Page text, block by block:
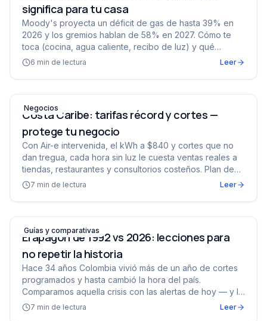
significa para tu casa
Moody's proyecta un déficit de gas de hasta 39% en
2026 y los gremios hablan de 58% en 2027. Cómo te
toca (cocina, agua caliente, recibo de luz) y qué
alternativas eléctricas existen.
6 min de lectura Leer
Costa Caribe: tarifas récord y cortes — protege tu
Negocios
Costa Caribe: tarifas récord y cortes —
protege tu negocio
Con Air-e intervenida, el kWh a $840 y cortes que no
dan tregua, cada hora sin luz le cuesta ventas reales a
tiendas, restaurantes y consultorios costeños. Plan de
defensa por tipo de negocio.
7 min de lectura Leer
El apagón de 1992 vs 2026: lecciones para no repetir la
Guías y comparativas
El apagón de 1992 vs 2026: lecciones para
no repetir la historia
Hace 34 años Colombia vivió más de un año de cortes
programados y hasta cambió la hora del país.
Comparamos aquella crisis con las alertas de hoy — y la
gran diferencia: esta vez puedes prepararte.
7 min de lectura Leer